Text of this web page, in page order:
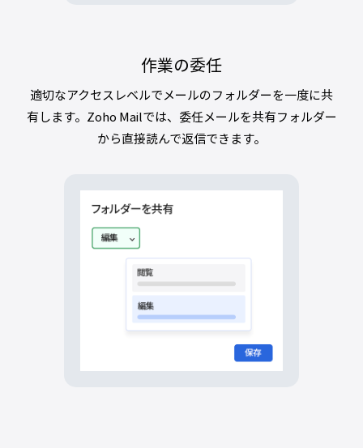
作業の委任
適切なアクセスレベルでメールのフォルダーを一度に共
有します。Zoho Mailでは、委任メールを共有フォルダー
から直接読んで返信できます。